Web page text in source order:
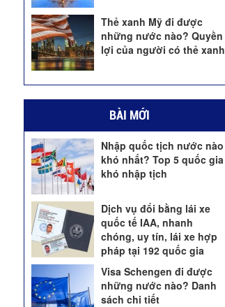
Thẻ xanh Mỹ đi được
những nước nào? Quyền
lợi của người có thẻ xanh
BÀI MỚI
Nhập quốc tịch nước nào
khó nhất? Top 5 quốc gia
khó nhập tịch
Dịch vụ đổi bằng lái xe
quốc tế IAA, nhanh
chóng, uy tín, lái xe hợp
pháp tại 192 quốc gia
Visa Schengen đi được
những nước nào? Danh
sách chi tiết